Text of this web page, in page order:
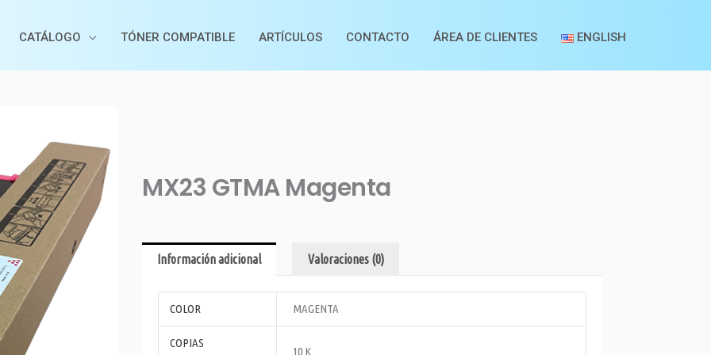
CATÁLOGO TÓNER COMPATIBLE ARTÍCULOS CONTACTO ÁREA DE CLIENTES ENGLISH
MX23 GTMA Magenta
Información adicional Valoraciones (0)
COLOR MAGENTA
COPIAS
10 K